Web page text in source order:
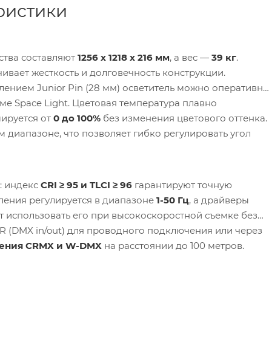
составляют 1256 x 1218 x 216 мм, а вес — 39 кг.
жесткость и долговечность конструкции.
Junior Pin (28 мм) осветитель можно оперативно
Space Light. Цветовая температура плавно
от 0 до 100% без изменения цветового оттенка.
что позволяет гибко регулировать угол
индекс CRI ≥ 95 и TLCI ≥ 96 гарантируют точную
регулируется в диапазоне 1-50 Гц, а драйверы
использовать его при высокоскоростной съемке без
(DMX in/out) для проводного подключения или через
CRMX и W-DMX на расстоянии до 100 метров.